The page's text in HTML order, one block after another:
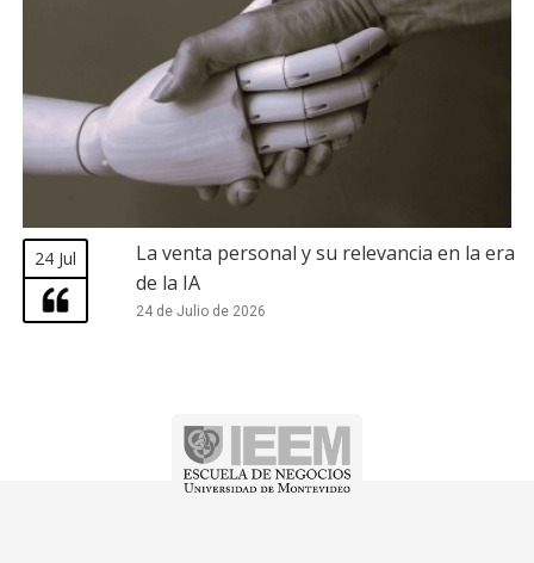
24 Jul
La venta personal y su relevancia en la era
de la IA
24 de Julio de 2026